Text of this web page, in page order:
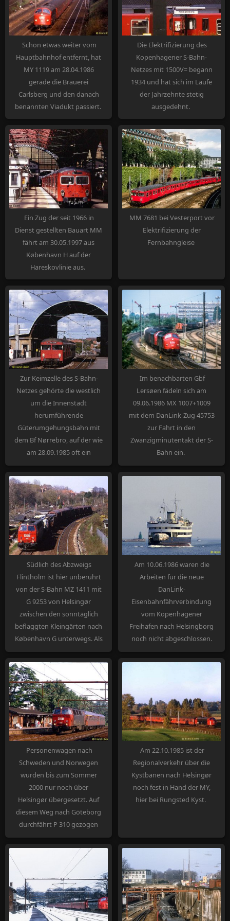
rot-schwarzen
Erscheinungsbild angepaßt.
Schon etwas weiter vom
Hauptbahnhof entfernt, hat
MY 1119 am 28.04.1986
gerade die Brauerei
Carlsberg und den danach
benannten Viadukt passiert.
Die Elektrifizierung des
Kopenhagener S-Bahn-
Netzes mit 1500V= begann
1934 und hat sich im Laufe
der Jahrzehnte stetig
ausgedehnt.
Ein Zug der seit 1966 in
Dienst gestellten Bauart MM
fährt am 30.05.1997 aus
København H auf der
Hareskovlinie aus.
MM 7681 bei Vesterport vor
Elektrifizierung der
Fernbahngleise
Zur Keimzelle des S-Bahn-
Netzes gehörte die westlich
um die Innenstadt
herumführende
Güterumgehungsbahn mit
dem Bf Nørrebro, auf der wie
am 28.09.1985 oft ein
Zweiwagenzug ausreicht.
Im benachbarten Gbf
Lersøen fädeln sich am
09.06.1986 MX 1007+1009
mit dem DanLink-Zug 45753
zur Fahrt in den
Zwanzigminutentakt der S-
Bahn ein.
Südlich des Abzweigs
Flintholm ist hier unberührt
von der S-Bahn MZ 1411 mit
G 9253 von Helsingør
zwischen den sonntäglich
beflaggten Kleingärten nach
København G unterwegs. Als
Anfang Juli 2000 der
DanLink-Verkehr über die
Güterumgehungsbahn
endete, wurde sie auch für
andere Güterzüge gesperrt
und wird nun für den S-
Bahn-Betrieb umgebaut.
Am 10.06.1986 waren die
Arbeiten für die neue
DanLink-
Eisenbahnfährverbindung
vom Kopenhagener
Freihafen nach Helsingborg
noch nicht abgeschlossen.
Daher läuft hier noch die
"Malmöhus" von Malmö
endete der Güterverkehr auf
dieser Verbindung, die
schon 1973 den
Personenverkehr verloren
hatte.
Personenwagen nach
Schweden und Norwegen
wurden bis zum Sommer
2000 nur noch über
Helsingør übergesetzt. Auf
diesem Weg nach Göteborg
durchfährt P 310 gezogen
von MZ 1413 am 10.06.1986
den Bf Klampenborg, dessen
Durchfahrgleise seit
Eröffnung der festen
Verbindung über den
Öresund nicht mehr von
internationalen Zügen
Am 22.10.1985 ist der
Regionalverkehr über die
Kystbanen nach Helsingør
noch fest in Hand der MY,
hier bei Rungsted Kyst.